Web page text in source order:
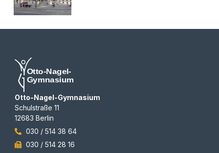
Otto-Nagel-Gymnasium
Schulstraße 11
12683 Berlin
030 / 514 38 64
030 / 514 28 16